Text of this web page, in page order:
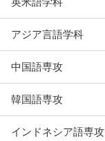
アジア言語学科
中国語専攻
韓国語専攻
インドネシア語専攻